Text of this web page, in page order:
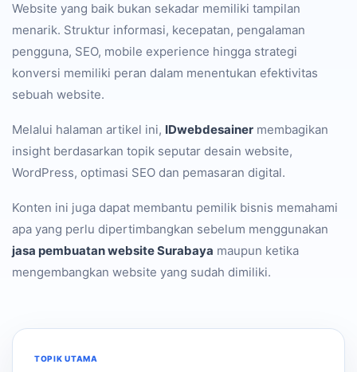
Website yang baik bukan sekadar memiliki tampilan
menarik. Struktur informasi, kecepatan, pengalaman
pengguna, SEO, mobile experience hingga strategi
konversi memiliki peran dalam menentukan efektivitas
sebuah website.
Melalui halaman artikel ini, IDwebdesainer membagikan
insight berdasarkan topik seputar desain website,
WordPress, optimasi SEO dan pemasaran digital.
Konten ini juga dapat membantu pemilik bisnis memahami
apa yang perlu dipertimbangkan sebelum menggunakan
jasa pembuatan website Surabaya maupun ketika
mengembangkan website yang sudah dimiliki.
TOPIK UTAMA